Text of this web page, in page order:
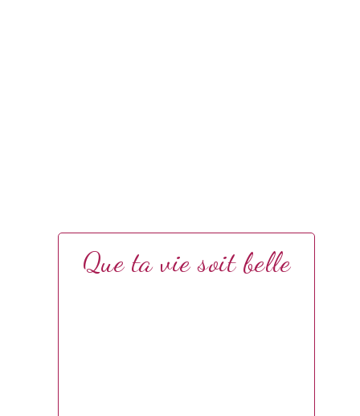
Que ta vie soit belle